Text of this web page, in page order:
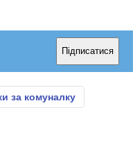
Підписатися
за комуналку